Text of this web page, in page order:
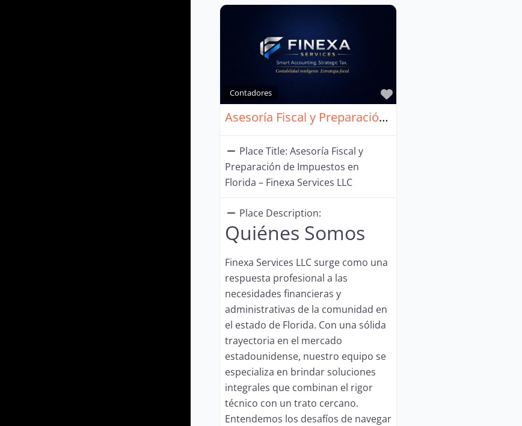
Contadores
Favorito
Asesoría Fiscal y Preparación de Impuestos en Florida – Finexa Services LLC
Place Title: Asesoría Fiscal y
Preparación de Impuestos en
Florida – Finexa Services LLC
Place Description:
Quiénes Somos
Finexa Services LLC surge como una
respuesta profesional a las
necesidades financieras y
administrativas de la comunidad en
el estado de Florida. Con una sólida
trayectoria en el mercado
estadounidense, nuestro equipo se
especializa en brindar soluciones
integrales que combinan el rigor
técnico con un trato cercano.
Entendemos los desafíos de navegar